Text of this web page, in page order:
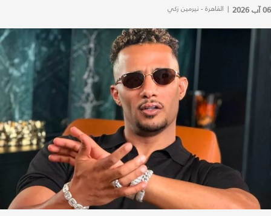
06 آب 2026 | القاهرة - نيرمين زكي